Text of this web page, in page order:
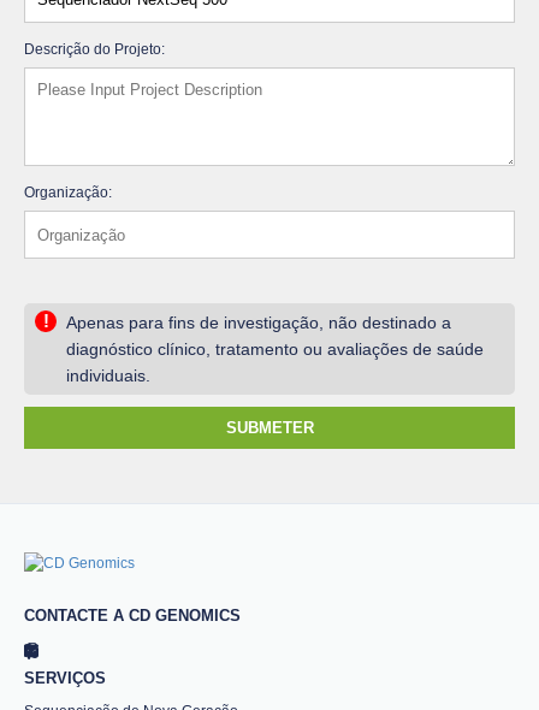
Descrição do Projeto:
Organização:
!
Apenas para fins de investigação, não destinado a
diagnóstico clínico, tratamento ou avaliações de saúde
individuais.
SUBMETER
CONTACTE A CD GENOMICS
SERVIÇOS